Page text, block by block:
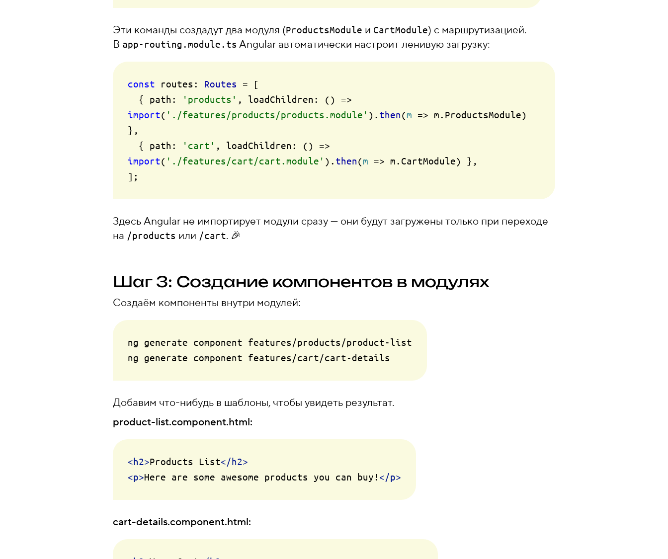
Эти команды создадут два модуля (ProductsModule и CartModule) с маршрутизацией.
В app-routing.module.ts Angular автоматически настроит ленивую загрузку:
const routes : Routes = [
  {
path : 'products' , loadChildren : () =>
import( './features/products/products.module' ). then(m => m. ProductsModule)
},
  {
path : 'cart' , loadChildren : () =>
import( './features/cart/cart.module' ). then(m => m. CartModule) },
Здесь Angular не импортирует модули сразу — они будут загружены только при переходе
на /products или /cart. 🎉
Шаг 3: Создание компонентов в модулях
Создаём компоненты внутри модулей:
ng generate component features/products/product-list
Добавим что-нибудь в шаблоны, чтобы увидеть результат.
product-list.component.html:
<h2>Products List</h2>
<p>Here are some awesome products you can buy! </p>
cart-details.component.html: